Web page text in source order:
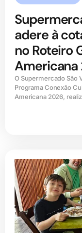
adere à
no Roteiro
Americana
O Supermercado São
Programa Conexão
Americana 2026,